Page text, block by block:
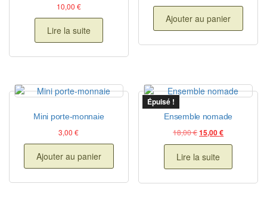
10,00 €
Lire la suite
Ajouter au panier
Mini porte-monnaie
3,00€
Ajouter au panier
Épuisé !
Ensemble nomade
18,00€Le prix initial était :
15,00€Le prix
Lire la suite